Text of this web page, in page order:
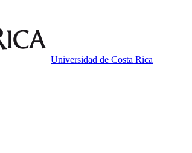
Universidad de Costa Rica